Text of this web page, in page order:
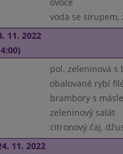
voda se sirupem,
11. 2022
pol. zeleninová s
obalované rybí
brambory s
zeleninový salát
citronový čaj,
11. 2022